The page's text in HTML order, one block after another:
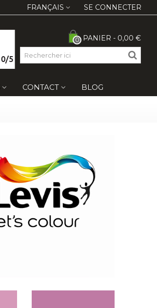
SE CONNECTER
FRANÇAIS
0/5
0 PANIER - 0,00 €
CONTACT BLOG